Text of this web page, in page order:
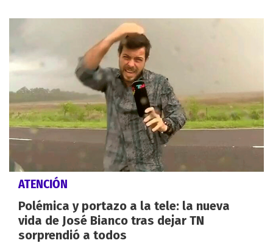
ATENCIÓN
Polémica y portazo a la tele: la nueva
vida de José Bianco tras dejar TN
sorprendió a todos